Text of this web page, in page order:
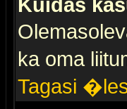
Kuidas
ka oma
Tagasi